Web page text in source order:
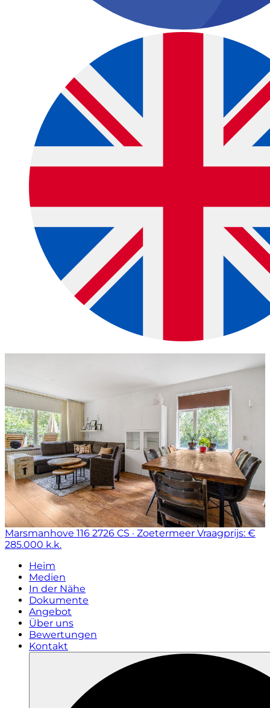
Marsmanhove 116 2726 CS · Zoetermeer Vraagprijs: €
285.000 k.k.
Heim
Medien
In der Nähe
Dokumente
Angebot
Über uns
Bewertungen
Kontakt